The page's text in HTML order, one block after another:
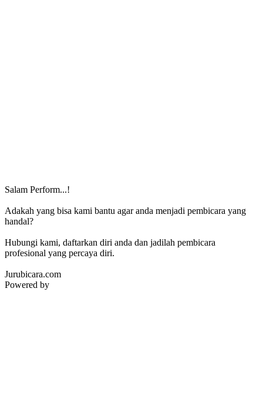
Salam Perform...!
Adakah yang bisa kami bantu agar anda menjadi pembicara yang
handal?
Hubungi kami, daftarkan diri anda dan jadilah pembicara
profesional yang percaya diri.
Jurubicara.com
Powered by